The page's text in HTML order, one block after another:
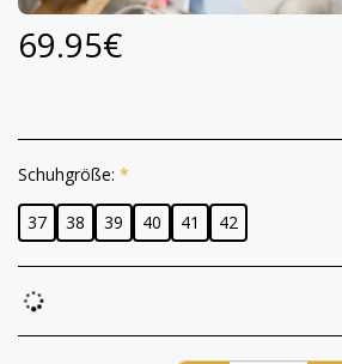
69.95€
Schuhgröße: *
37 38 39 40 41 42